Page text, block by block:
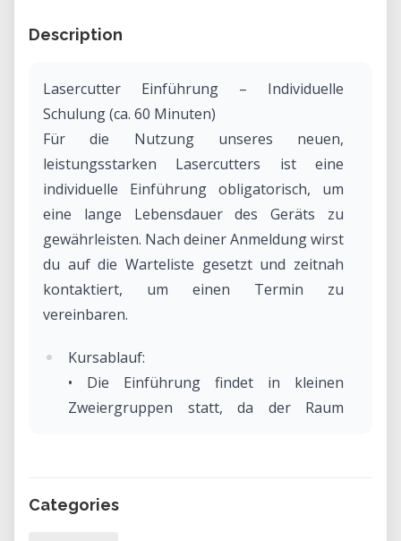
Description
Lasercutter Einführung – Individuelle
Schulung (ca. 60 Minuten)
Für die Nutzung unseres neuen,
leistungsstarken Lasercutters ist eine
individuelle Einführung obligatorisch, um
eine lange Lebensdauer des Geräts zu
gewährleisten. Nach deiner Anmeldung wirst
du auf die Warteliste gesetzt und zeitnah
kontaktiert, um einen Termin zu
vereinbaren.
Kursablauf:
• Die Einführung findet in kleinen
Zweiergruppen statt, da der Raum
erforderlichen Software, damit du dich
Categories